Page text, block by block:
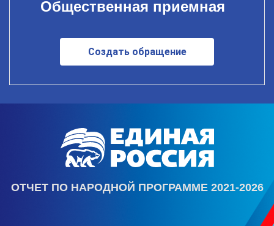
Общественная приемная
Создать обращение
ОТЧЕТ ПО НАРОДНОЙ ПРОГРАММЕ 2021-2026